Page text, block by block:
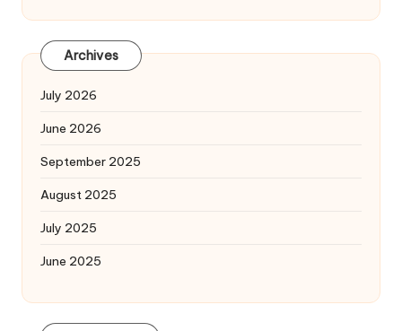
Archives
July 2026
June 2026
September 2025
August 2025
July 2025
June 2025